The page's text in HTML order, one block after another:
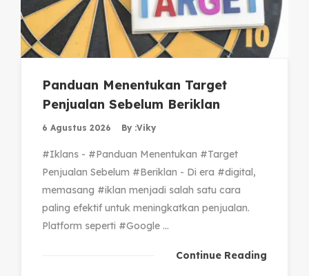
Panduan Menentukan Target
Penjualan Sebelum Beriklan
6 Agustus 2026 By :Viky
#Iklans - #Panduan Menentukan #Target
Penjualan Sebelum #Beriklan - Di era #digital,
memasang #iklan menjadi salah satu cara
paling efektif untuk meningkatkan penjualan.
Platform seperti #Google ...
Continue Reading